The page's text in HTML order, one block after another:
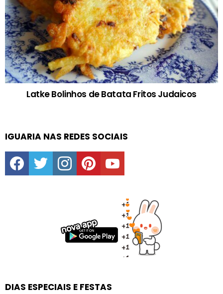
Latke Bolinhos de Batata Fritos Judaicos
IGUARIA NAS REDES SOCIAIS
facebooktwitter instagrampinterestyoutube
DIAS ESPECIAIS E FESTAS